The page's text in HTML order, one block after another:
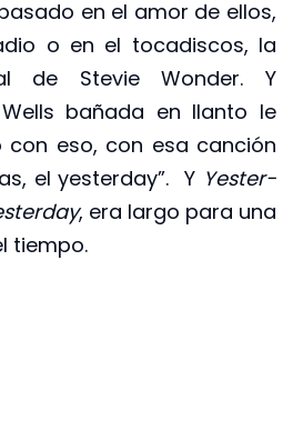
en el amor de ellos,
o en el tocadiscos, la
de Stevie Wonder. Y
bañada en llanto le
con eso, con esa canción
el yesterday”. Y Yester-
, era largo para una
tiempo.